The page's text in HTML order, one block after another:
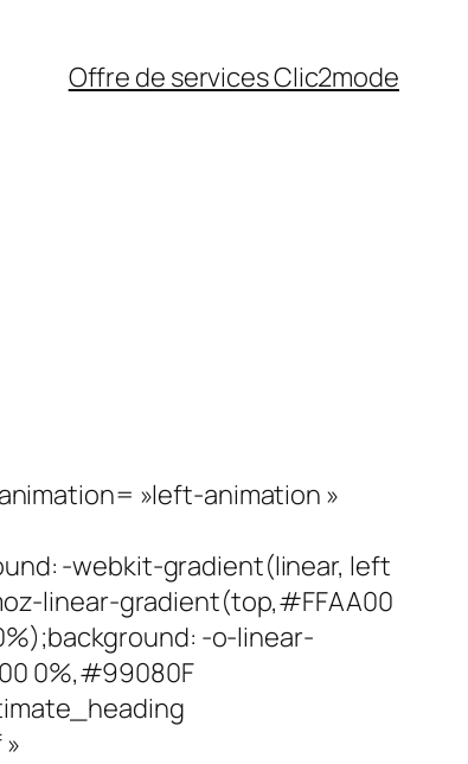
Offre de services Clic2mode
»left-animation »
-webkit-gradient(linear, left
linear-gradient(top,#FFAA00
-o-linear-
0%,#99080F